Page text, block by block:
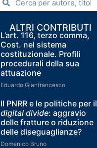
ALTRI CONTRIBUTI
L’art. 116, terzo comma,
Cost. nel sistema
costituzionale. Profili
procedurali della sua
attuazione
Eduardo Gianfrancesco
Il PNRR e le politiche per il
digital divide: aggravio
delle fratture o riduzione
delle diseguaglianze?
Domenico Bruno